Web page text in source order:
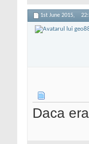
1st June 2015,
Daca